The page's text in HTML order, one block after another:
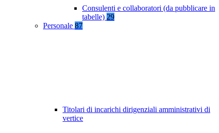
Consulenti e collaboratori (da pubblicare in
tabelle) 29
Personale 87
Titolari di incarichi dirigenziali amministrativi di
vertice